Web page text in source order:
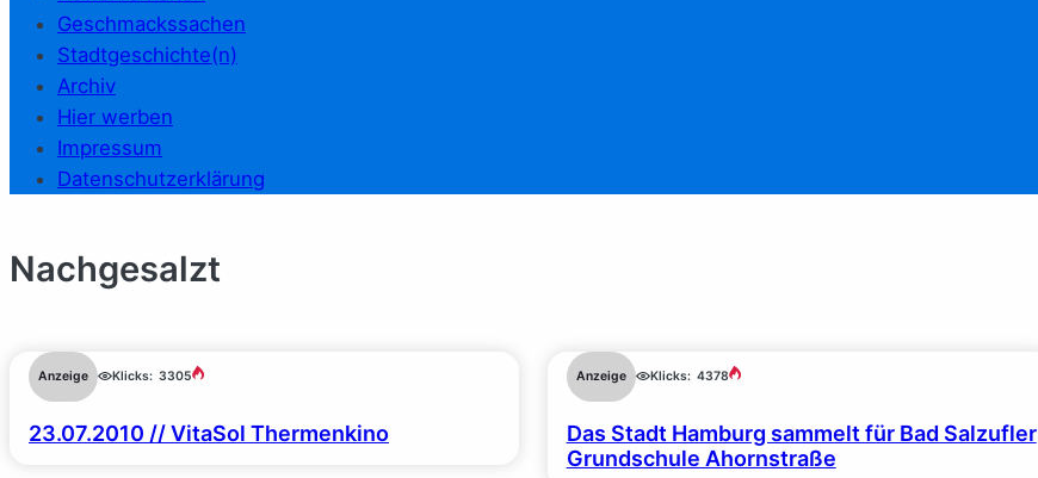
Geschmackssachen
Stadtgeschichte(n)
Archiv
Hier werben
Impressum
Datenschutzerklärung
Nachgesalzt
Anzeige Klicks: 3305
23.07.2010 // VitaSol Thermenkino
Anzeige Klicks: 4378
Das Stadt Hamburg sammelt für Bad Salzufler
Grundschule Ahornstraße